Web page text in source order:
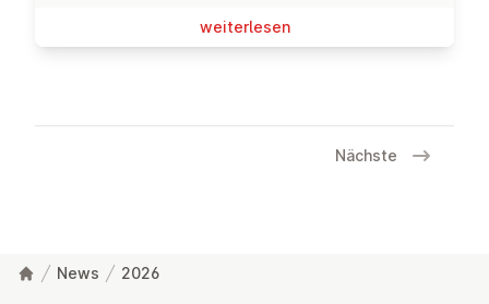
wei­ter­le­sen
Nächste
News 2026